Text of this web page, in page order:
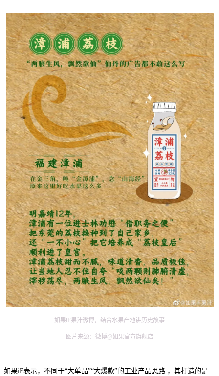
如果iF果汁微博，结合水果产地讲历史故事
图片来源：微博@如果官方旗舰店
如果iF表示，不同于“⼤单品”“⼤爆款”的⼯业产品思路 ，其打造的是